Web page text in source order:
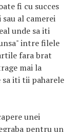
fi cu succes
al camerei
unde sa iti
intre filele
fara brat
mai la
sa iti tii paharele
unei
pentru un